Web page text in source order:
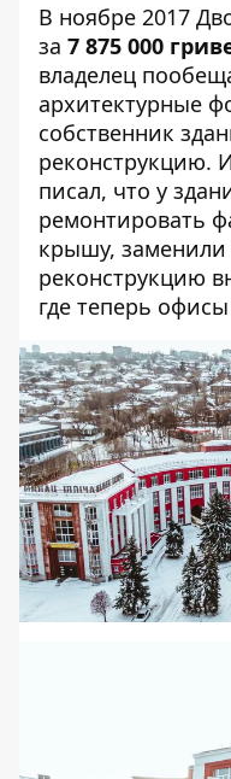
В ноябре 2017
за 7 875 000
владелец
архитектурные
собственник
реконструкцию.
писал, что у
ремонтировать
крышу, заменили
реконструкцию
где теперь